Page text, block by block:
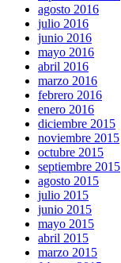
agosto 2016
julio 2016
junio 2016
mayo 2016
abril 2016
marzo 2016
febrero 2016
enero 2016
diciembre 2015
noviembre 2015
octubre 2015
septiembre 2015
agosto 2015
julio 2015
junio 2015
mayo 2015
abril 2015
marzo 2015